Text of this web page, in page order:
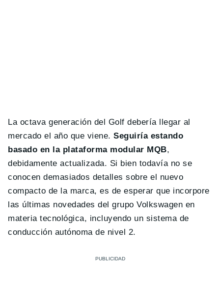
La octava generación del Golf debería llegar al
mercado el año que viene. Seguiría estando
basado en la plataforma modular MQB,
debidamente actualizada. Si bien todavía no se
conocen demasiados detalles sobre el nuevo
compacto de la marca, es de esperar que incorpore
las últimas novedades del grupo Volkswagen en
materia tecnológica, incluyendo un sistema de
conducción autónoma de nivel 2.